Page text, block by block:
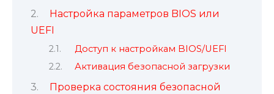
Настройка параметров BIOS или
UEFI
Доступ к настройкам BIOS/UEFI
Активация безопасной загрузки
Проверка состояния безопасной